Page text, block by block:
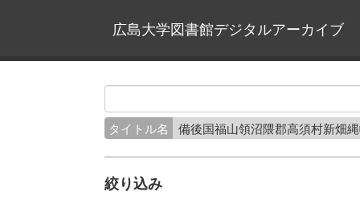
広島大学図書館デジタルアーカイブ
タイトル名 備後国福山領沼隈郡高須村新畑
絞り込み